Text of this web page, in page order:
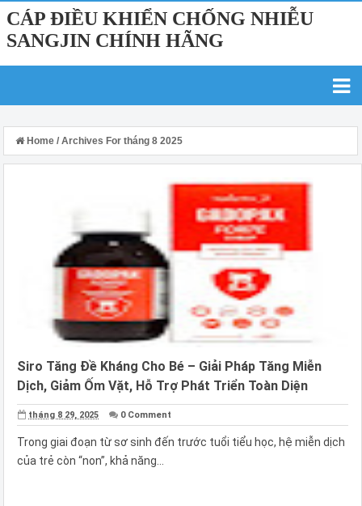
CÁP ĐIỀU KHIỂN CHỐNG NHIỄU
SANGJIN CHÍNH HÃNG
Home / Archives For tháng 8 2025
Siro Tăng Đề Kháng Cho Bé – Giải Pháp Tăng Miễn
Dịch, Giảm Ốm Vặt, Hỗ Trợ Phát Triển Toàn Diện
tháng 8 29, 2025 0 Comment
Trong giai đoạn từ sơ sinh đến trước tuổi tiểu học, hệ miễn dịch
của trẻ còn “non”, khả năng...